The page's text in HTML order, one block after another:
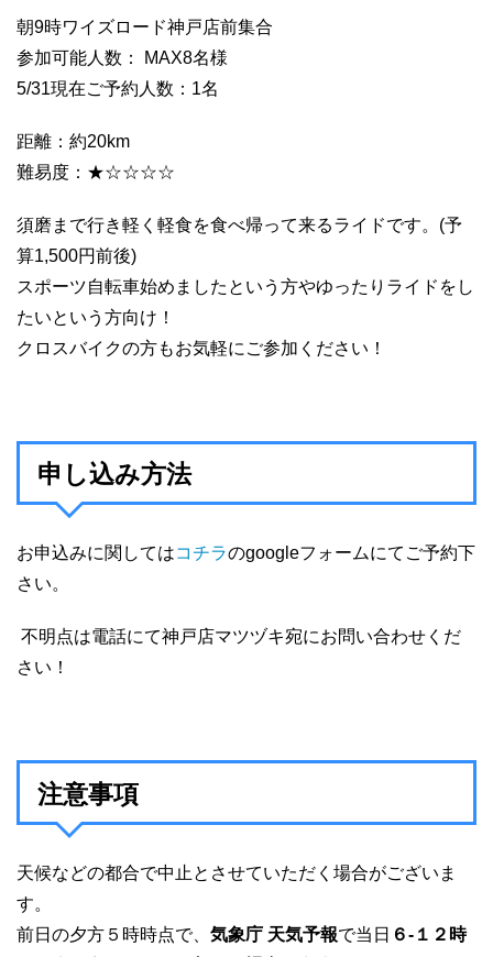
朝9時ワイズロード神戸店前集合
参加可能人数： MAX8名様
5/31現在ご予約人数：1名
距離：約20km
難易度：★☆☆☆☆
須磨まで行き軽く軽食を食べ帰って来るライドです。(予
算1,500円前後)
スポーツ自転車始めましたという方やゆったりライドをし
たいという方向け！
クロスバイクの方もお気軽にご参加ください！
申し込み方法
お申込みに関してはコチラのgoogleフォームにてご予約下
さい。
不明点は電話にて神戸店マツヅキ宛にお問い合わせくだ
さい！
注意事項
天候などの都合で中止とさせていただく場合がございま
す。
前日の夕方５時時点で、 気象庁 天気予報で当日 ６-１２時